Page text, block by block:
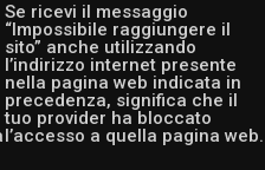
Se ricevi il messaggio
“Impossibile raggiungere il
sito” anche utilizzando
l’indirizzo internet presente
nella pagina web indicata in
precedenza, significa che il
tuo provider ha bloccato
l’accesso a quella pagina web.